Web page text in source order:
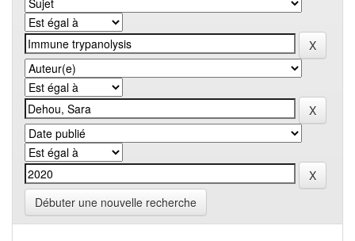
Débuter une nouvelle recherche